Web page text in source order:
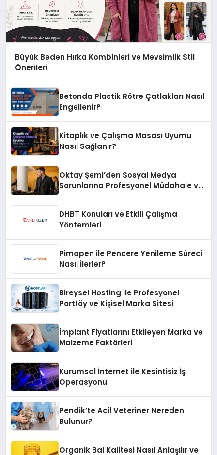
Büyük Beden Hırka Kombinleri ve Mevsimlik Stil
Önerileri
Betonda Plastik Rötre Çatlakları Nasıl
Engellenir?
Kitaplık ve Çalışma Masası Uyumu
Nasıl Sağlanır?
Oktay Şemi’den Sosyal Medya
Sorunlarına Profesyonel Müdahale ve
DHBT Konuları ve Etkili Çalışma
Yöntemleri
Pimapen ile Pencere Yenileme Süreci
Nasıl İlerler?
Bireysel Hosting ile Profesyonel
Portföy ve Kişisel Marka Sitesi
İmplant Fiyatlarını Etkileyen Marka ve
Malzeme Faktörleri
Kurumsal İnternet ile Kesintisiz İş
Operasyonu
Pendik’te Acil Veteriner Nereden
Bulunur?
Organik Bal Kalitesi Nasıl Anlaşılır ve